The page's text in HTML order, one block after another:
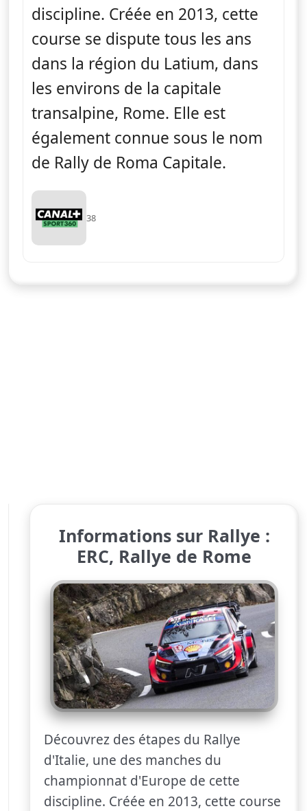
discipline. Créée en 2013, cette
course se dispute tous les ans
dans la région du Latium, dans
les environs de la capitale
transalpine, Rome. Elle est
également connue sous le nom
de Rally de Roma Capitale.
38
Informations sur Rallye :
ERC, Rallye de Rome
Découvrez des étapes du Rallye
d'Italie, une des manches du
championnat d'Europe de cette
discipline. Créée en 2013, cette course